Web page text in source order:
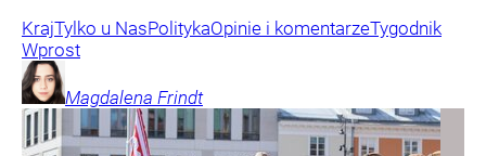
KrajTylko u NasPolitykaOpinie i komentarzeTygodnik
Wprost
Magdalena Frindt